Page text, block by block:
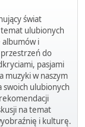
świat
ulubionych
albumów i
do
pasjami
muzyki w naszym
swoich ulubionych
na temat
i kulturę.